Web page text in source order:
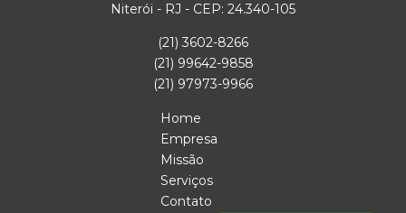
Niterói - RJ - CEP: 24.340-105
(21) 3602-8266
(21) 99642-9858
(21) 97973-9966
Home
Empresa
Missão
Serviços
Contato